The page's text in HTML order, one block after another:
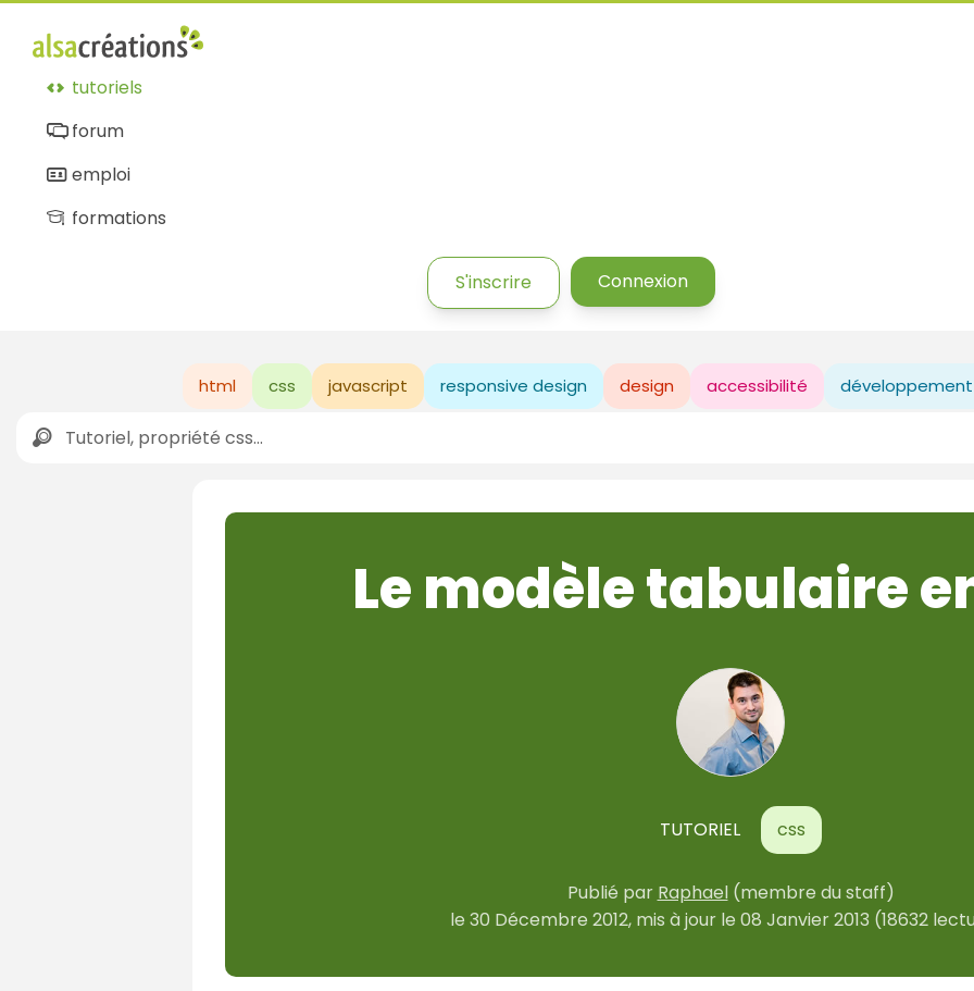
tutoriels
forum
emploi
formations
S'inscrire Connexion
html css javascript responsive design design accessibilité développement
Le modèle tabulaire
TUTORIEL css
Publié par Raphael (membre du staff)
le 30 Décembre 2012, mis à jour le 08 Janvier 2013 (18632